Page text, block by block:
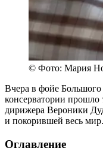
© Фото: Мария
Вчера в фойе Большого
консерватории прошло
дирижера Вероники
и покорившей весь мир.
Оглавление